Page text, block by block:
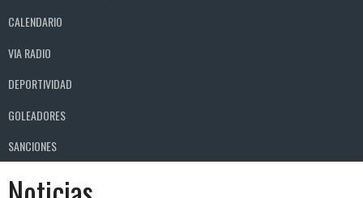
CALENDARIO
VIA RADIO
DEPORTIVIDAD
GOLEADORES
SANCIONES